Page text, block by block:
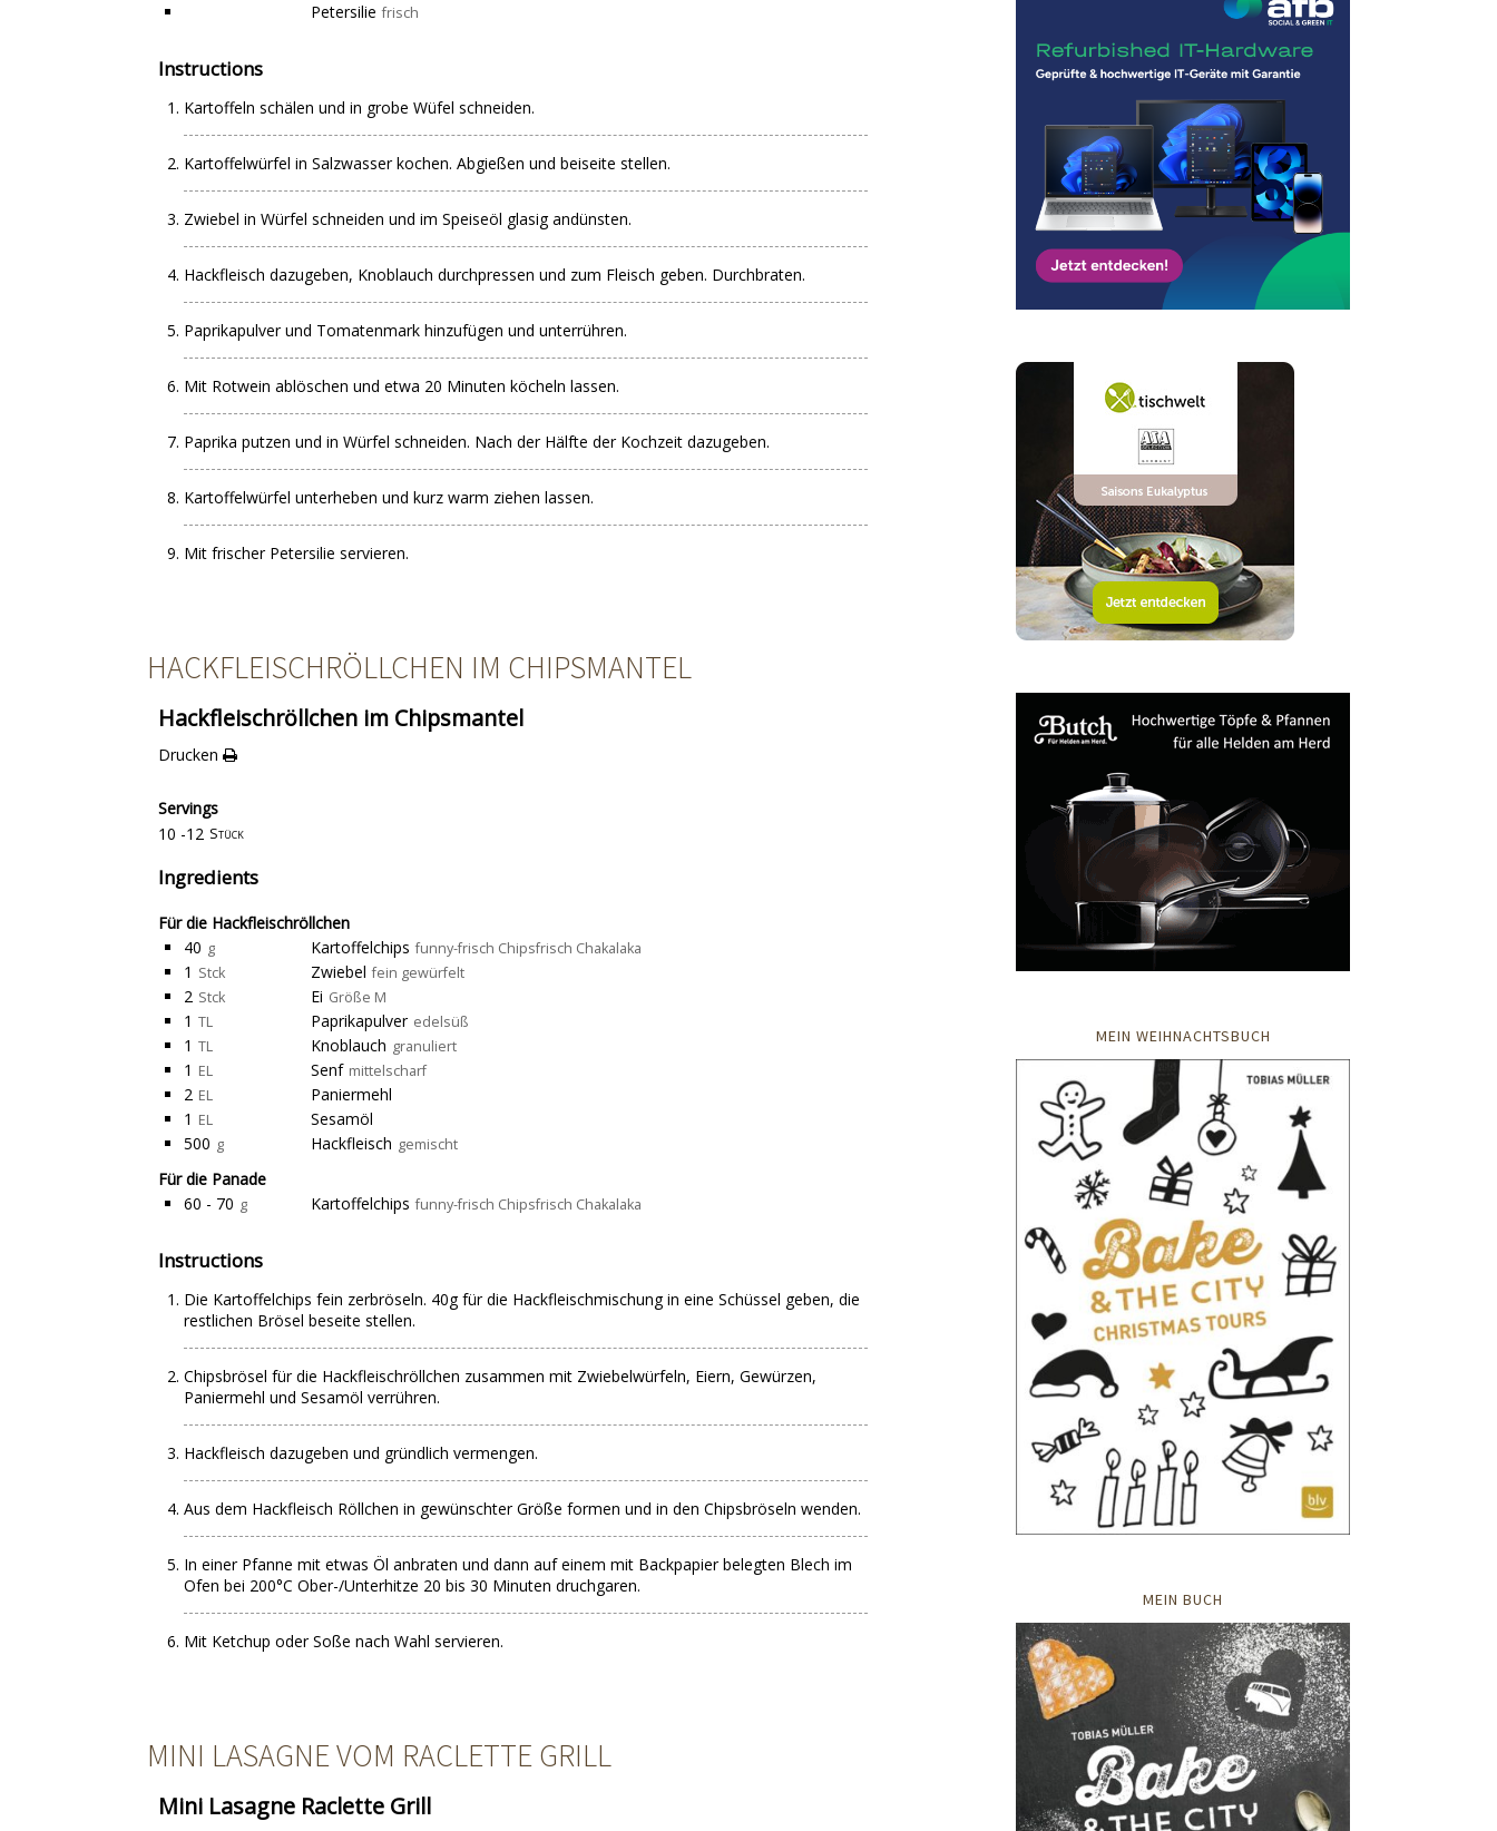
Petersilie frisch
Instructions
Kartoffeln schälen und in grobe Wüfel schneiden.
Kartoffelwürfel in Salzwasser kochen. Abgießen und beiseite stellen.
Zwiebel in Würfel schneiden und im Speiseöl glasig andünsten.
Hackfleisch dazugeben, Knoblauch durchpressen und zum Fleisch geben. Durchbraten.
Paprikapulver und Tomatenmark hinzufügen und unterrühren.
Mit Rotwein ablöschen und etwa 20 Minuten köcheln lassen.
Paprika putzen und in Würfel schneiden. Nach der Hälfte der Kochzeit dazugeben.
Kartoffelwürfel unterheben und kurz warm ziehen lassen.
Mit frischer Petersilie servieren.
HACKFLEISCHRÖLLCHEN IM CHIPSMANTEL
Hackfleischröllchen im Chipsmantel
Drucken
Servings
10 -12 Stück
Ingredients
Für die Hackfleischröllchen
40 g Kartoffelchips funny-frisch Chipsfrisch Chakalaka
1 Stck Zwiebel fein gewürfelt
2 Stck Ei Größe M
1 TL Paprikapulver edelsüß
1 TL Knoblauch granuliert
1 EL Senf mittelscharf
2 EL
Paniermehl
1 EL
Sesamöl
500 g Hackfleisch gemischt
Für die Panade
60 - 70 g Kartoffelchips funny-frisch Chipsfrisch Chakalaka
Instructions
Die Kartoffelchips fein zerbröseln. 40g für die Hackfleischmischung in eine Schüssel geben, die
restlichen Brösel beseite stellen.
Chipsbrösel für die Hackfleischröllchen zusammen mit Zwiebelwürfeln, Eiern, Gewürzen,
Paniermehl und Sesamöl verrühren.
Hackfleisch dazugeben und gründlich vermengen.
Aus dem Hackfleisch Röllchen in gewünschter Größe formen und in den Chipsbröseln wenden.
In einer Pfanne mit etwas Öl anbraten und dann auf einem mit Backpapier belegten Blech im
Ofen bei 200°C Ober-/Unterhitze 20 bis 30 Minuten druchgaren.
Mit Ketchup oder Soße nach Wahl servieren.
MINI LASAGNE VOM RACLETTE GRILL
Mini Lasagne Raclette Grill
MEIN WEIHNACHTSBUCH
MEIN BUCH